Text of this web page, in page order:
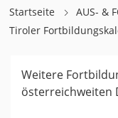
Startseite AUS- &
Tiroler
Weitere
österreichweiten